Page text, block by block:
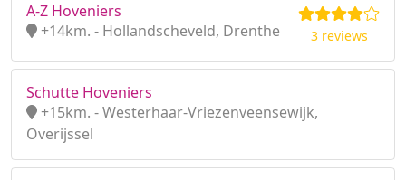
A-Z Hoveniers
+14km. - Hollandscheveld, Drenthe
3 reviews
Schutte Hoveniers
+15km. - Westerhaar-Vriezenveensewijk,
Overijssel